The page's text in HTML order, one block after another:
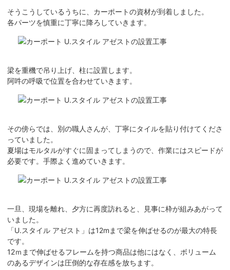
そうこうしているうちに、カーポートの資材が到着しました。
各パーツを慎重に丁寧に降ろしていきます。
梁を重機で吊り上げ、柱に設置します。
阿吽の呼吸で位置を合わせていきます。
その傍らでは、別の職人さんが、丁寧にタイルを貼り付けてくださ
っていました。
夏場はモルタルがすぐに固まってしまうので、作業にはスピードが
必要です。手際よく進めていきます。
一旦、現場を離れ、夕方に再度訪れると、見事に枠が組みあがって
いました。
「U.スタイル アゼスト」は12mまで梁を伸ばせるのが最大の特長
です。
12ｍまで伸ばせるフレームを持つ商品は他にはなく、ボリューム
のあるデザインは圧倒的な存在感を放ちます。